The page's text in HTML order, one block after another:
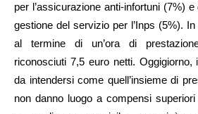
per l’assicurazione anti-infortuni (7%)
gestione del servizio per l’Inps (5%).
al termine di un’ora di
riconosciuti 7,5 euro netti.
da intendersi come quell’insieme di
non danno luogo a compensi